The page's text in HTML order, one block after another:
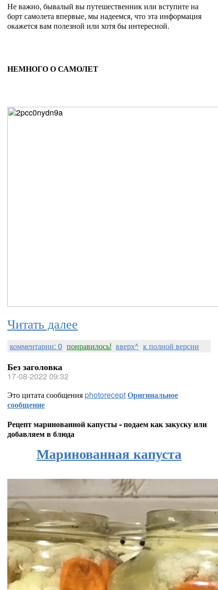
Не важно, бывалый вы путешественник или вступите на
борт самолета впервые, мы надеемся, что эта информация
окажется вам полезной или хотя бы интересной.
НЕМНОГО О САМОЛЕТ
Читать далее
комментарии: 0 понравилось! вверх^ к полной версии
Без заголовка
17-08-2022 09:32
Это цитата сообщенияphotoreceptОригинальное
сообщение
Рецепт маринованной капусты - подаем как закуску или
добавляем в блюда
Маринованная капуста